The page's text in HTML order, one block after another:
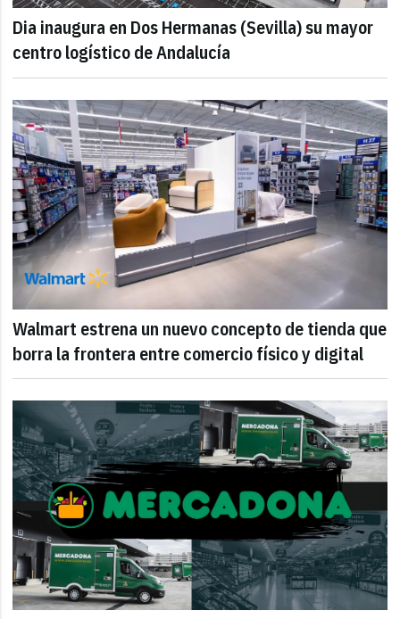
Dia inaugura en Dos Hermanas (Sevilla) su mayor
centro logístico de Andalucía
Walmart estrena un nuevo concepto de tienda que
borra la frontera entre comercio físico y digital